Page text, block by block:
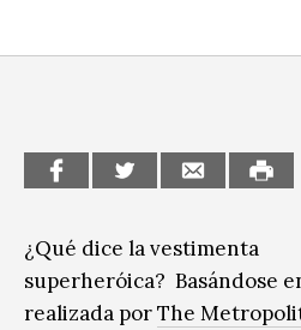
Sin categoría
¿Qué dice la vestimenta
superheróica? Basándose
realizada porThe